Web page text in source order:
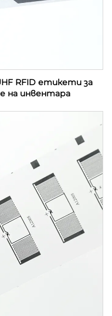
RFID етикети за
на инвентара